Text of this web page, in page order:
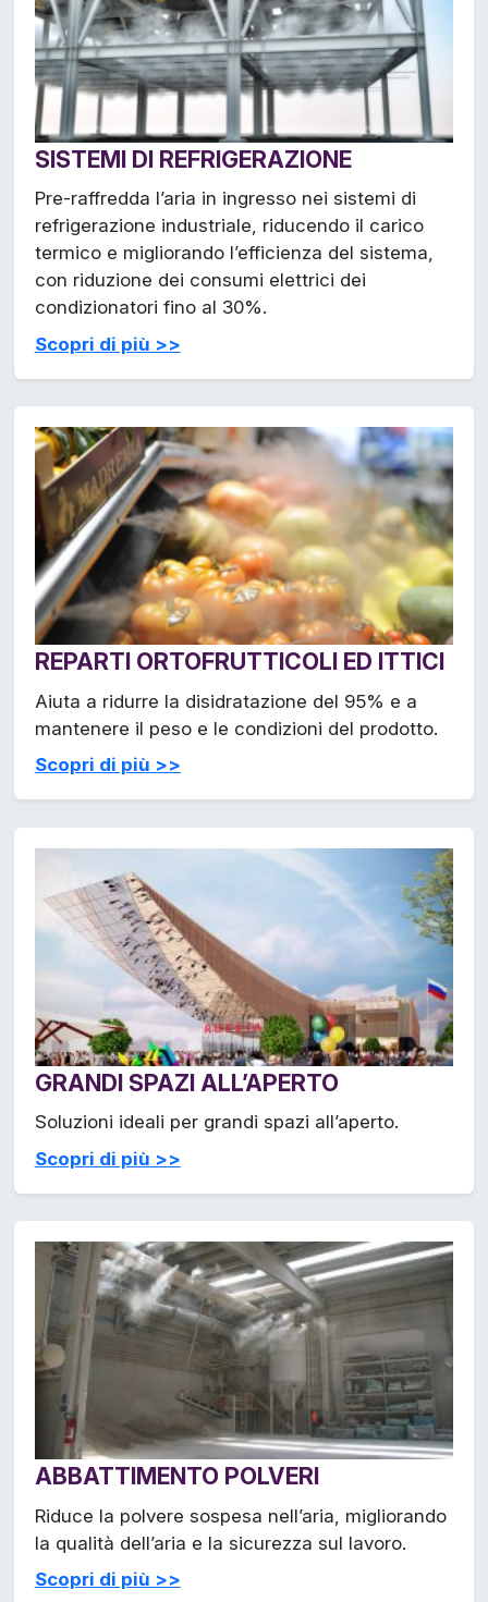
SISTEMI DI REFRIGERAZIONE
Pre-raffredda l’aria in ingresso nei sistemi di
refrigerazione industriale, riducendo il carico
termico e migliorando l’efficienza del sistema,
con riduzione dei consumi elettrici dei
condizionatori fino al 30%.
Scopri di più >>
REPARTI ORTOFRUTTICOLI ED ITTICI
Aiuta a ridurre la disidratazione del 95% e a
mantenere il peso e le condizioni del prodotto.
Scopri di più >>
GRANDI SPAZI ALL’APERTO
Soluzioni ideali per grandi spazi all’aperto.
Scopri di più >>
ABBATTIMENTO POLVERI
Riduce la polvere sospesa nell’aria, migliorando
la qualità dell’aria e la sicurezza sul lavoro.
Scopri di più >>